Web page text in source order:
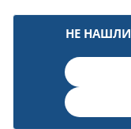
НЕ НАШЛИ